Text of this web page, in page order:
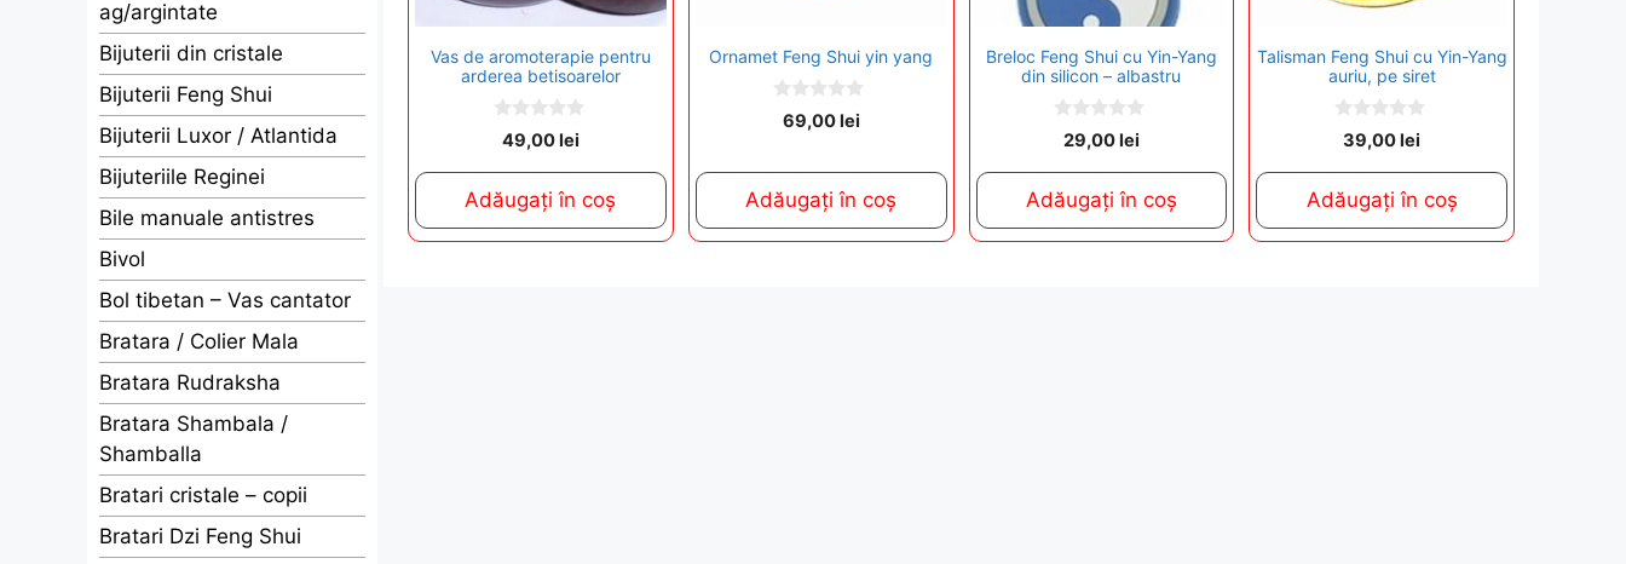
Vas de aromoterapie pentru
arderea betisoarelor
o
o
5
49,00lei
Adăugați în coș
Ornamet Feng Shui yin yang
f
69,00lei
Adăugați în coș
Breloc Feng Shui cu Yin-Yang
din silicon – albastru
0
o
o
5
29,00lei
Adăugați în coș
Talisman Feng Shui cu Yin-Yang
auriu, pe siret
o
o
5
39,00lei
Adăugați în coș
ag/argintate
Bijuterii din cristale
Bijuterii Feng Shui
Bijuterii Luxor / Atlantida
Bijuteriile Reginei
Bile manuale antistres
Bivol
Bol tibetan – Vas cantator
Bratara / Colier Mala
Bratara Rudraksha
Bratara Shambala /
Shamballa
Bratari cristale – copii
Bratari Dzi Feng Shui